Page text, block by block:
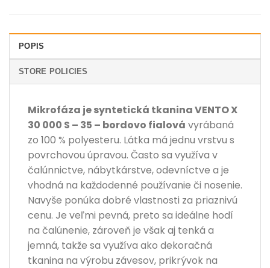
POPIS
STORE POLICIES
Mikrofáza je syntetická tkanina VENTO X
30 000 S – 35 – bordovo fialová vyrábaná
zo 100 % polyesteru. Látka má jednu vrstvu s
povrchovou úpravou. Často sa využíva v
čalúnnictve, nábytkárstve, odevníctve a je
vhodná na každodenné používanie či nosenie.
Navyše ponúka dobré vlastnosti za priaznivú
cenu. Je veľmi pevná, preto sa ideálne hodí
na čalúnenie, zároveň je však aj tenká a
jemná, takže sa využíva ako dekoračná
tkanina na výrobu závesov, prikrývok na